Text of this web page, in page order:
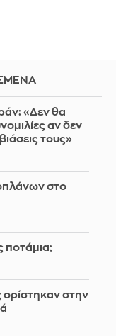
«Δεν θα
αν δεν
τους»
στο
ποτάμια;
ορίστηκαν στην